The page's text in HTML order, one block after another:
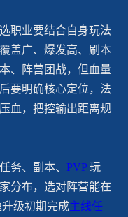
职业要结合自身玩法
盖广、爆发高、刷本
、阵营团战，但血量
要明确核心定位，法
血，把控输出距离规
务、副本、 PVP玩
分布，选对阵营能在
级初期完成主线任